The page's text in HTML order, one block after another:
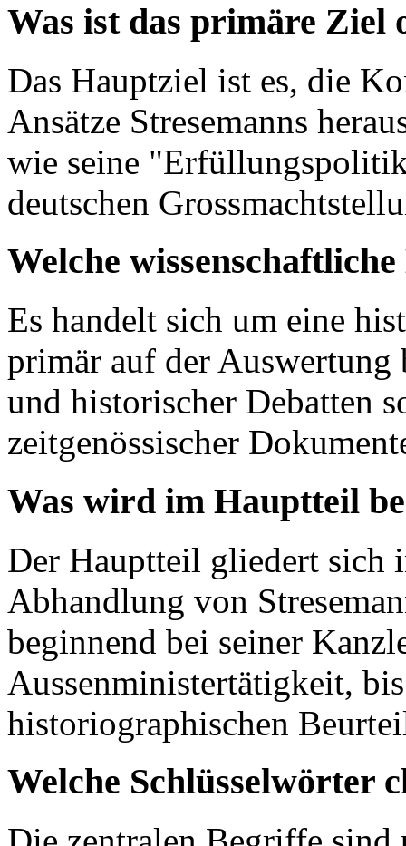
Was ist das primäre Ziel
Das Hauptziel ist es, die
Ansätze Stresemanns
wie seine
deutschen
Welche
Es handelt sich um eine
primär auf der Auswertung
und historischer Debatten
zeitgenössischer
Was wird im Hauptteil
Der Hauptteil gliedert sich
Abhandlung von
beginnend bei seiner
Aussenministertätigkeit,
historiographischen
Welche Schlüsselwörter